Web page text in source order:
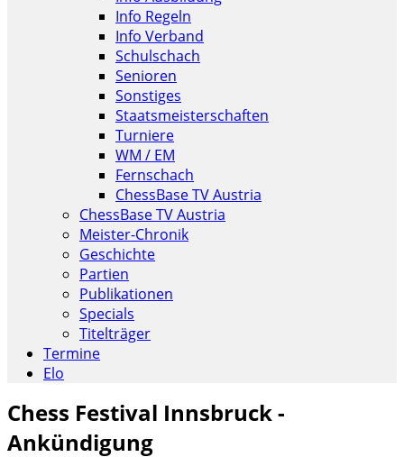
Info Regeln
Info Verband
Schulschach
Senioren
Sonstiges
Staatsmeisterschaften
Turniere
WM / EM
Fernschach
ChessBase TV Austria
ChessBase TV Austria
Meister-Chronik
Geschichte
Partien
Publikationen
Specials
Titelträger
Termine
Elo
Chess Festival Innsbruck -
Ankündigung